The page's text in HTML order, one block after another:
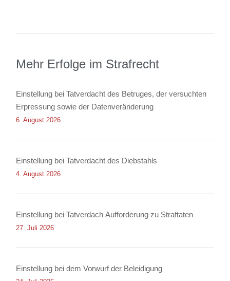
Mehr Erfolge im Strafrecht
Einstellung bei Tatverdacht des Betruges, der versuchten
Erpressung sowie der Datenveränderung
6. August 2026
Einstellung bei Tatverdacht des Diebstahls
4. August 2026
Einstellung bei Tatverdach Aufforderung zu Straftaten
27. Juli 2026
Einstellung bei dem Vorwurf der Beleidigung